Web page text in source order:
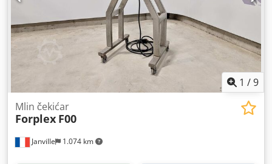
1 /9
Janville 1.074 km
Mlin čekićar
Forplex F00